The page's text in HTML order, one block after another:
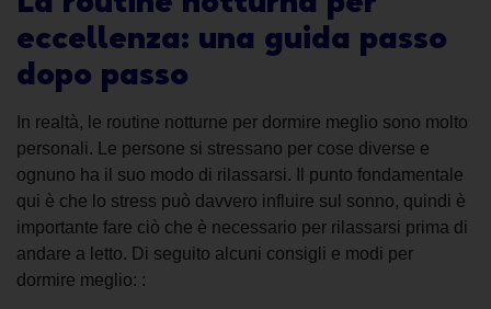
eccellenza: una guida passo
dopo passo
In realtà, le routine notturne per dormire meglio sono molto
personali. Le persone si stressano per cose diverse e
ognuno ha il suo modo di rilassarsi. Il punto fondamentale
qui è che lo stress può davvero influire sul sonno, quindi è
importante fare ciò che è necessario per rilassarsi prima di
andare a letto. Di seguito alcuni consigli e modi per
dormire meglio: :